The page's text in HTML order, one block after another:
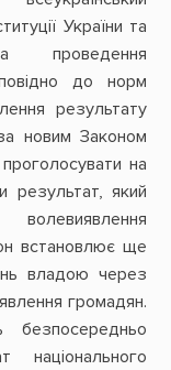
України та
проведення
до норм
результату
новим Законом
на
результат, який
встановлює ще
владою через
громадян.
національного